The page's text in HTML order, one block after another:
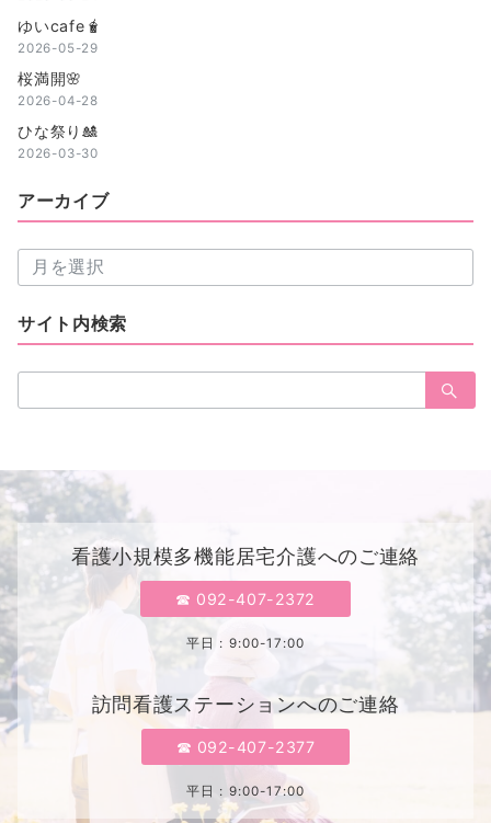
ゆいcafe🧋
2026-05-29
桜満開🌸
2026-04-28
ひな祭り🎎
2026-03-30
アーカイブ
ー
イ
サイト内検索
索：
看護小規模多機能居宅介護へのご連絡
☎︎ 092-407-2372
平日 : 9:00-17:00
訪問看護ステーションへのご連絡
☎︎ 092-407-2377
平日 : 9:00-17:00